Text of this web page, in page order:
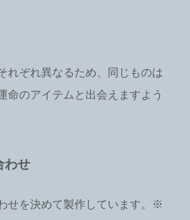
れぞれ異なるため、同じものは
命のアイテムと出会えますよう
わせ
せを決めて製作しています。※